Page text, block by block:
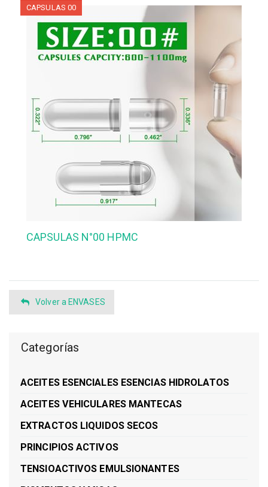
CAPSULAS 00
CAPSULAS N°00 HPMC
Volver a ENVASES
Categorías
ACEITES ESENCIALES ESENCIAS HIDROLATOS
ACEITES VEHICULARES MANTECAS
EXTRACTOS LIQUIDOS SECOS
PRINCIPIOS ACTIVOS
TENSIOACTIVOS EMULSIONANTES